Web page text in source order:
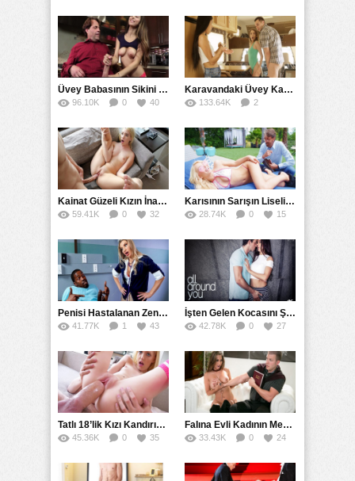
Üvey Babasının Sikini Kahvaltı Saatinde Elledi
96.10K 0 40
Karavandaki Üvey Kardeşlerin Sikiş Yolculuğu
133.64K
2
Kainat Güzeli Kızın İnanılmaz Kusursuz Ateşli Sikişi
59.41K 0 32
Karısının Sarışın Liseli Stajyer Asistanını Siken Olgun
28.74K 0 15
Penisi Hastalanan Zenciye Tedavi Veren Hemşire
41.77K 1 43
İşten Gelen Kocasını Şehvetli Seksle Karşıladı
42.78K 0 27
Tatlı 18’lik Kızı Kandırıp Mavi Gözlerine Boşaldı
45.36K 0 35
Falına Evli Kadının Memelerine Elleyerek Baktı
33.43K 0 24